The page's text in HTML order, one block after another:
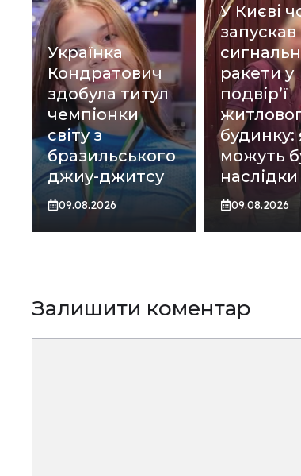
Українка
Кондратович
здобула титул
чемпіонки
світу з
бразильського
джиу-джитсу
09.08.2026
У Києві
запускав
ракети у
подвір’ї
будинку:
можуть
наслідки
09.08.2026
Залишити коментар